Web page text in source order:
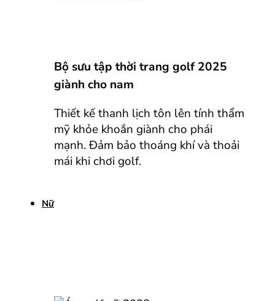
Bộ sưu tập thời trang golf 2025
giành cho nam
Thiết kế thanh lịch tôn lên tính thẩm
mỹ khỏe khoắn giành cho phái
mạnh. Đảm bảo thoáng khí và thoải
mái khi chơi golf.
Nữ